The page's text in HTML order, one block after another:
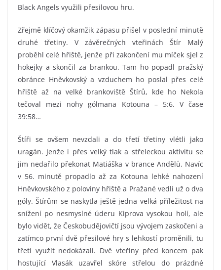
Black Angels využili přesilovou hru.
Zřejmě klíčový okamžik zápasu přišel v poslední minutě
druhé třetiny. V závěrečných vteřinách Štír Malý
proběhl celé hřiště, jenže při zakončení mu míček sjel z
hokejky a skončil za brankou. Tam ho popadl pražský
obránce Hněvkovský a vzduchem ho poslal přes celé
hřiště až na velké brankoviště Štírů, kde ho Nekola
tečoval mezi nohy gólmana Kotouna – 5:6. V čase
39:58…
Štíři se ovšem nevzdali a do třetí třetiny vlétli jako
uragán. Jenže i přes velký tlak a střeleckou aktivitu se
jim nedařilo překonat Matiáška v brance Andělů. Navíc
v 56. minutě propadlo až za Kotouna lehké nahození
Hněvkovského z poloviny hřiště a Pražané vedli už o dva
góly. Štírům se naskytla ještě jedna velká příležitost na
snížení po nesmyslné úderu Kiprova vysokou holí, ale
bylo vidět, že Českobudějovičtí jsou vývojem zaskočeni a
zatímco první dvě přesilové hry s lehkostí proměnili, tu
třetí využít nedokázali. Dvě vteřiny před koncem pak
hostující Vlasák uzavřel skóre střelou do prázdné